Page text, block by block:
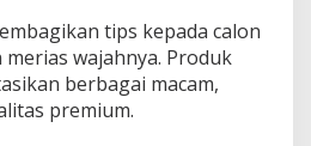
tips kepada calon
wajahnya. Produk
berbagai macam,
premium.